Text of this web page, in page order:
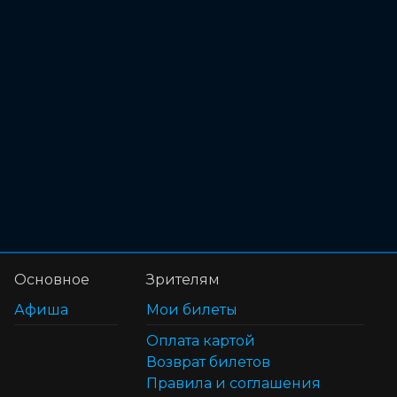
Основное
Афиша
Зрителям
Мои билеты
Оплата картой
Возврат билетов
Правила и соглашения